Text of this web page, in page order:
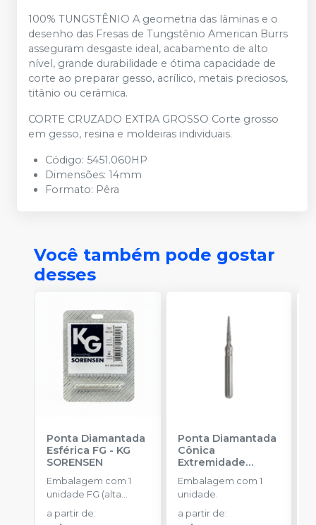
100% TUNGSTÊNIO A geometria das lâminas e o
desenho das Fresas de Tungstênio American Burrs
asseguram desgaste ideal, acabamento de alto
nível, grande durabilidade e ótima capacidade de
corte ao preparar gesso, acrílico, metais preciosos,
titânio ou cerâmica.
CORTE CRUZADO EXTRA GROSSO Corte grosso
em gesso, resina e moldeiras individuais.
Código: 5451.060HP
Dimensões: 14mm
Formato: Pêra
Você também pode gostar
desses
Ponta Diamantada
Esférica FG - KG
SORENSEN
Embalagem com 1
unidade FG (alta
rotação).
a partir de:
Ponta Diamantada
Cônica
Extremidade
Arredondada FG
KG SORENSEN
Embalagem com 1
unidade.
a partir de: